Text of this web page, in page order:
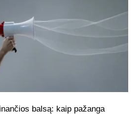
balsą: kaip pažanga